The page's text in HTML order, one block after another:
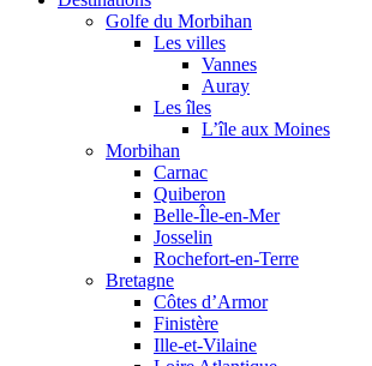
Golfe du Morbihan
Les villes
Vannes
Auray
Les îles
L’île aux Moines
Morbihan
Carnac
Quiberon
Belle-Île-en-Mer
Josselin
Rochefort-en-Terre
Bretagne
Côtes d’Armor
Finistère
Ille-et-Vilaine